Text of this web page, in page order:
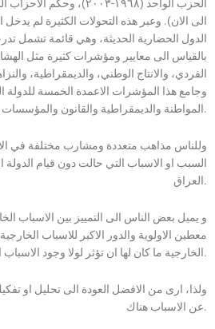
الى الان). وعبر هذه التحولات الكثيرة لم
الدول الحضارية الحديثة، وهي قائمة تشمل
بالقياس الى معايير ومؤشرات كثيرة مثل
الفردي، والانتاج الوطني، والديمقراطية،
وجامع هذا المؤشرات الاعمدة الخمسة للدولة
المواطنة والديمقراطية والقانون والمؤسسات والعلم الحديث.
وللناس مذاهب متعددة ومشارب مختلفة في
السبب او الاسباب التي حالت دون قيام الدولة
العراق.
و يميل بعض الناس الى التمييز بين الاسباب
معطين الاولوية والدور الاكبر للاسباب
الخارجية ما كان لها ان تؤثر لولا وجود الاسباب الداخلية.
ولذا، ارى من الافضل العودة الى تحليل او
عن الاسباب هناك.